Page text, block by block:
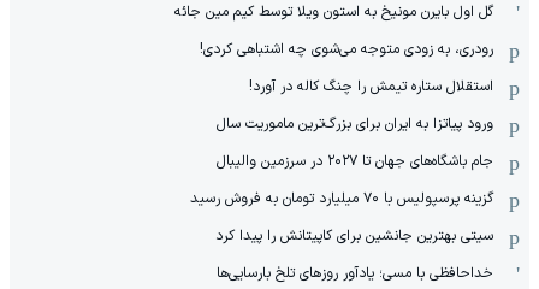
گل اول بایرن مونیخ به استون ویلا توسط کیم مین جائه
رودری، به زودی متوجه می‌شوی چه اشتباهی کردی!
استقلال ستاره تیمش را چنگ کاله در آورد!
ورود پیاتزا به ایران برای بزرگ‌ترین ماموریت سال
جام باشگاه‌های جهان تا ۲۰۲۷ در سرزمین والیبال
گزینه پرسپولیس با ۷۰ میلیارد تومان به فروش رسید
سیتی بهترین جانشین برای کاپیتانش را پیدا کرد
خداحافظی با مسی؛ یادآور روزهای تلخ بارسایی‌ها